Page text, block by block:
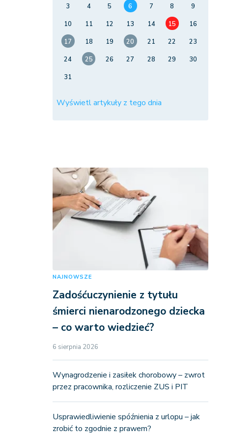
3
4 5 6 7 8
9
10
11 12 13 14 15
16
17
18 19 20 21 22
23
24
25 26 27 28 29
30
31
Wyświetl artykuły z tego dnia
NAJNOWSZE
Zadośćuczynienie z tytułu
śmierci nienarodzonego dziecka
– co warto wiedzieć?
6 sierpnia 2026
Wynagrodzenie i zasiłek chorobowy – zwrot
przez pracownika, rozliczenie ZUS i PIT
Usprawiedliwienie spóźnienia z urlopu – jak
zrobić to zgodnie z prawem?